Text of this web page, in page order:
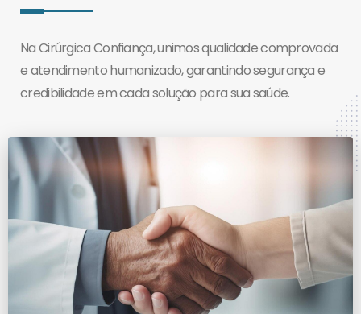
Na Cirúrgica Confiança, unimos qualidade comprovada
e atendimento humanizado, garantindo segurança e
credibilidade em cada solução para sua saúde.